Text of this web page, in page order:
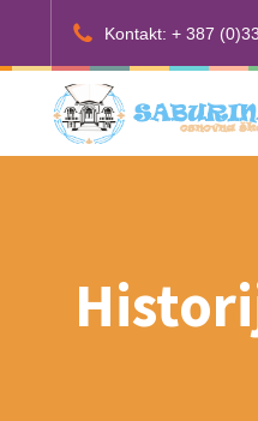
Kontakt: + 387